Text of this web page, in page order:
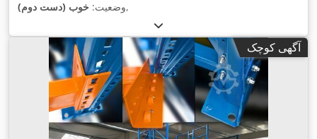
وضعیت: خوب (دست دوم) ,
آگهی کوچک